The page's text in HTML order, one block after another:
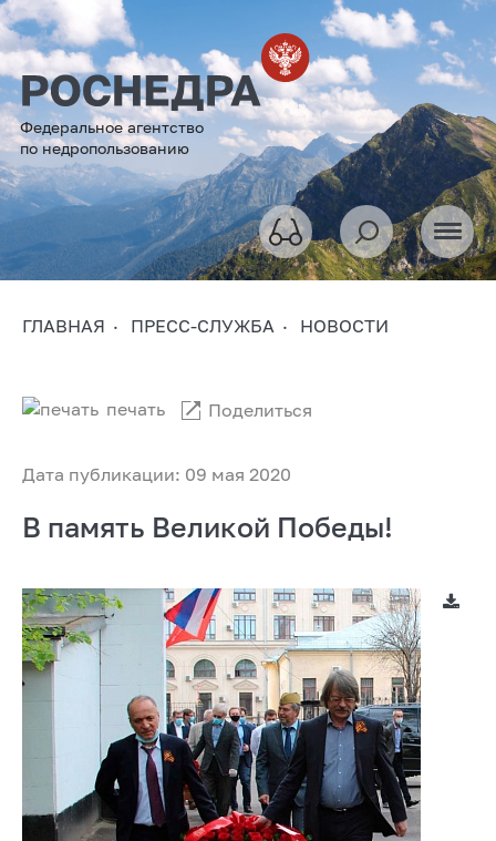
Федеральное агентство
по недропользованию
ГЛАВНАЯ ПРЕСС-СЛУЖБА НОВОСТИ
Дата публикации: 09 мая 2020
печать Поделиться
В память Великой Победы!